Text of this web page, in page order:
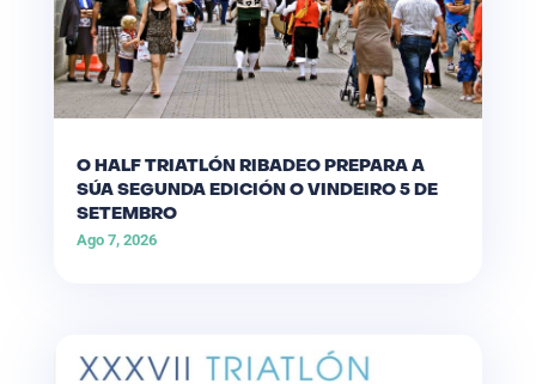
O HALF TRIATLÓN RIBADEO PREPARA A
SÚA SEGUNDA EDICIÓN O VINDEIRO 5 DE
SETEMBRO
Ago 7, 2026